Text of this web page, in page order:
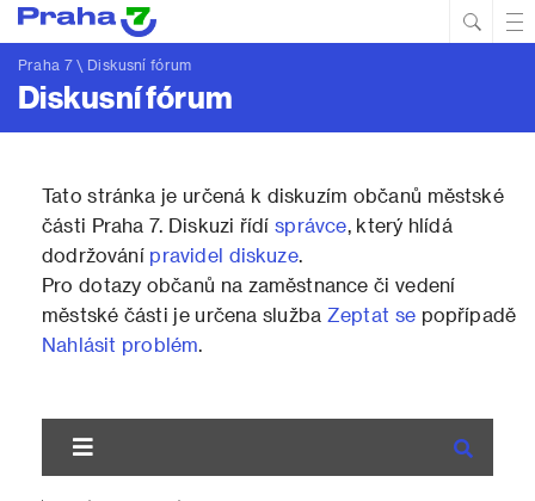
Praha 7\ Diskusní fórum
Diskusní fórum
Tato stránka je určená k diskuzím občanů městské
části Praha 7. Diskuzi řídísprávce, který hlídá
dodržování pravidel diskuze.
Pro dotazy občanů na zaměstnance či vedení
městské části je určena služba Zeptat sepopřípadě
Nahlásit problém.